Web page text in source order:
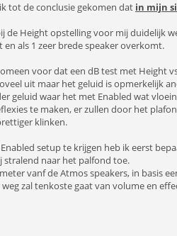
tot de conclusie gekomen dat in mijn
de Height opstelling voor mij duidelijk
als 1 zeer brede speaker overkomt.
voor dat een dB test met Height
uit maar het geluid is opmerkelijk
geluid waar het met Enabled wat
te maken, er zullen door het
klinken.
setup te krijgen heb ik eerst
stralend naar het palfond toe.
vanf de Atmos speakers, in basis
zal tenkoste gaat van volume en